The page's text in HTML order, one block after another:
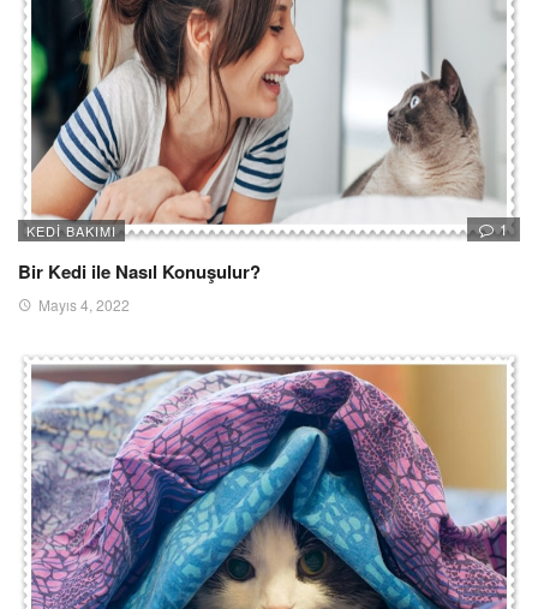
KEDI BAKIMI 1
Bir Kedi ile Nasıl Konuşulur?
Mayıs 4, 2022